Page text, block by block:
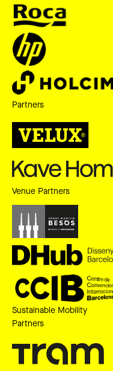
Partners
Venue Partners
Sustainable Mobility
Partners